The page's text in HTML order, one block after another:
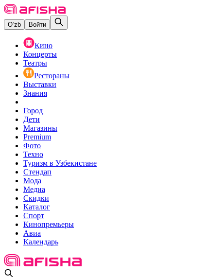
O‘zb Войти
Кино
Концерты
Театры
Рестораны
Выставки
Знания
Город
Дети
Магазины
Premium
Фото
Техно
Туризм в Узбекистане
Стендап
Мода
Медиа
Скидки
Каталог
Спорт
Кинопремьеры
Авиа
Календарь